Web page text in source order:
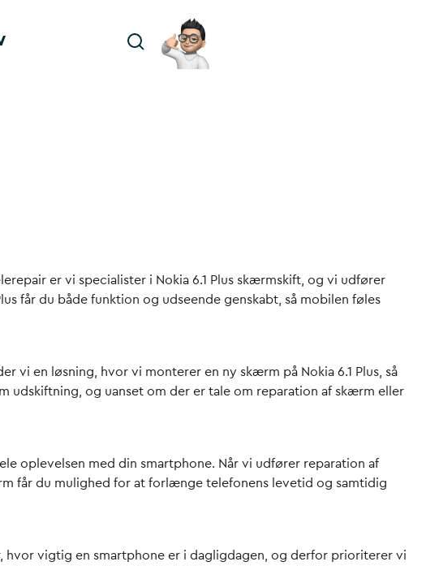
er vi specialister i Nokia 6.1 Plus skærmskift , og vi udfører
får du både funktion og udseende genskabt, så mobilen føles
vi en løsning, hvor vi monterer en ny skærm på Nokia 6.1 Plus, så
udskiftning, og uanset om der er tale om reparation af skærm eller
oplevelsen med din smartphone. Når vi udfører reparation af
får du mulighed for at forlænge telefonens levetid og samtidig
vigtig en smartphone er i dagligdagen, og derfor prioriterer vi